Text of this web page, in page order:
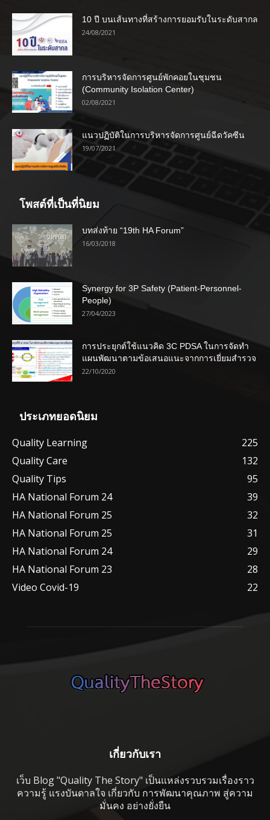
10 ปี บนเส้นทางที่สร้างการยอมรับในระดับสากล
24/08/2021
การบริหารจัดการศูนย์พักคอยในชุมชน
(Community Isolation Center)
02/08/2021
แนวปฏิบัติในการบริหารจัดการศูนย์ฉีดวัคซีน
19/07/2021
โพสต์ที่เป็นที่นิยม
บทส่งท้าย “19th HA Forum”
16/03/2018
Synergy for 3P Safety (Patient-Personnel-
People)
27/04/2023
การประยุกต์ใช้แนวคิด 3C PDSA ในการจัดทำ
แผนพัฒนาตามข้อเสนอแนะจากการเยี่ยมสำรวจ
22/10/2020
ประเภทยอดนิยม
Quality Learning
225
Quality Care
132
Quality Tips
95
HA National Forum 24
39
HA National Forum 25
32
HA National Forum 25
31
HA National Forum 24
29
HA National Forum 23
28
Video Covid-19
22
เกี่ยวกับเรา
เว็บ Blog "Quality The Story" เป็นแหล่งรวบรวมเรื่องราว
ความรู้ แรงบันดาลใจ เกี่ยวกับ การพัฒนาคุณภาพ สู่ความ
มั่นคง อย่างยั่งยืน